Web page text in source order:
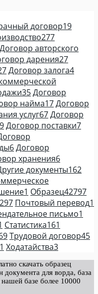
договор19
277
Договор авторского
дарения27
Договор залога4
35Договор
найма17Договор
услуг67Договор
Договор поставки7
6Договор
хранения6
документы162
1 Образец42797
297 Почтовый перевод1
письмо1
Статистика161
Трудовой договор45
Ходатайства3
скачать образец
для ворда, база
базе более 10000